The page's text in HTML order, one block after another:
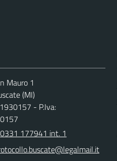
Mauro 1
(MI)
- P.Iva:
0331 177941 int. 1